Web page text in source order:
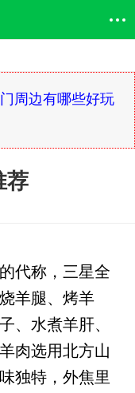
周边有哪些好玩
荐
代称，三星全
羊腿、烤羊
、水煮羊肝、
肉选用北方山
独特，外焦里